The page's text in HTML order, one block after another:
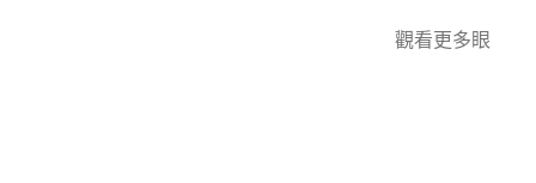
觀看更多眼